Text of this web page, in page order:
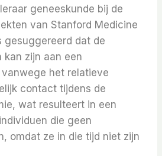
geneeskunde bij de
van Stanford Medicine
gesuggereerd dat de
zijn aan een
vanwege het relatieve
contact tijdens de
wat resulteert in een
die geen
omdat ze in die tijd niet zijn